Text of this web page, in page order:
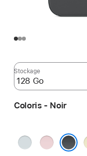
Stockage
Coloris - Noir
Bleu Rose